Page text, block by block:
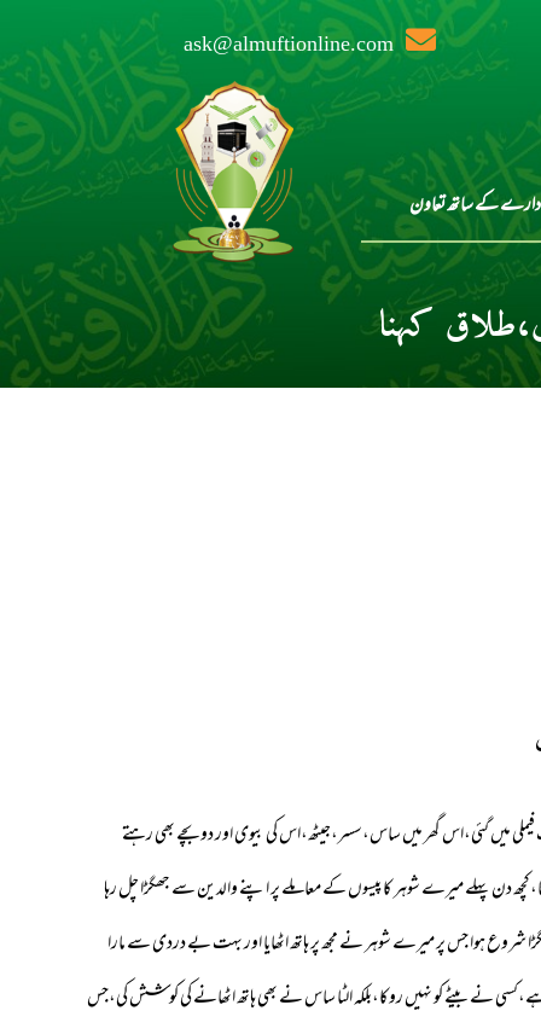
ask@almuftionline.com
کے ساتھ تعاون
کہنا
میں گئی،اس گھر میں ساس،سسر،جیٹھ،اس کی بیوی اور دو بچے بھی رہتے
دن پہلے میرے شوہر کا پیسوں کے معاملے پر اپنے والدین سے جھگڑا چل رہا
شروع ہوا جس پر میرے شوہر نے مجھ پر ہاتھ اٹھایا اور بہت بے دردی سے مارا
نے بیٹے کو نہیں روکا،بلکہ الٹا ساس نے بھی ہاتھ اٹھانے کی کوشش کی،جس